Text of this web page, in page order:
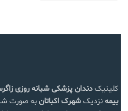
کلینیکدندان پزشکی شبانه روزی
بیمهنزدیکشهرک اکباتانبه صورت